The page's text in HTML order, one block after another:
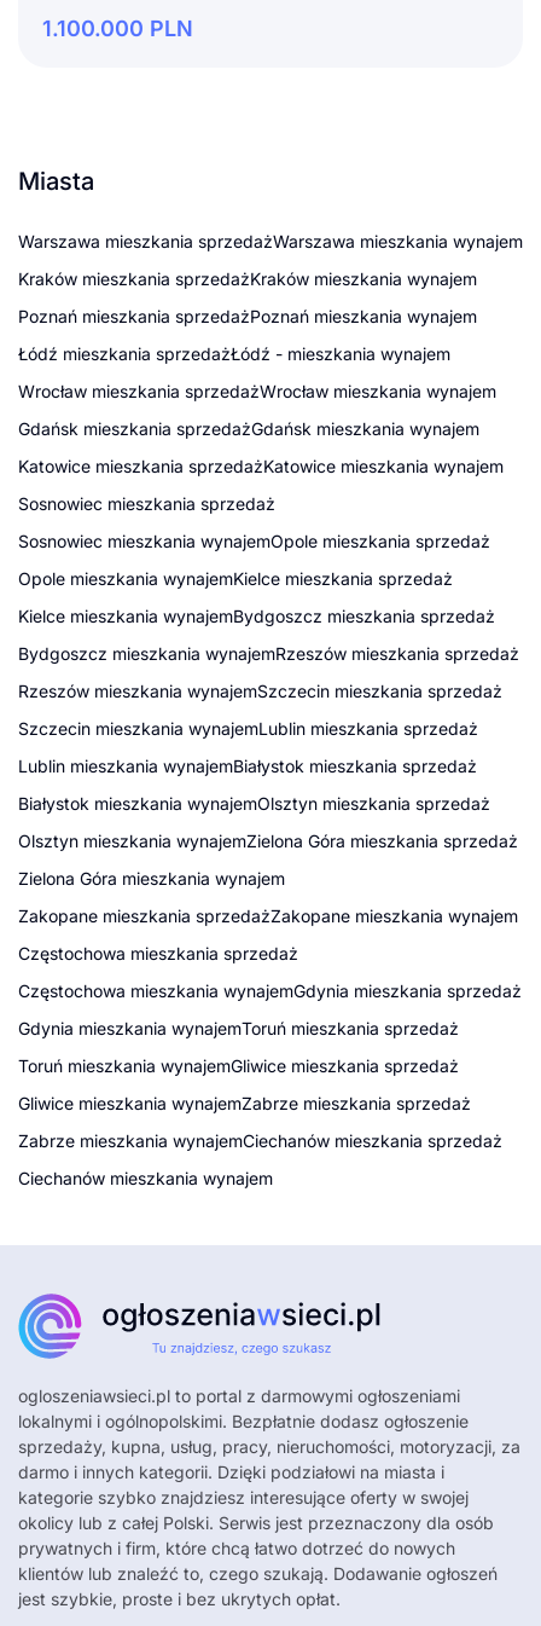
1.100.000 PLN
Miasta
Warszawa mieszkania sprzedażWarszawa mieszkania wynajem
Kraków mieszkania sprzedażKraków mieszkania wynajem
Poznań mieszkania sprzedażPoznań mieszkania wynajem
Łódź mieszkania sprzedażŁódź - mieszkania wynajem
Wrocław mieszkania sprzedażWrocław mieszkania wynajem
Gdańsk mieszkania sprzedażGdańsk mieszkania wynajem
Katowice mieszkania sprzedażKatowice mieszkania wynajem
Sosnowiec mieszkania sprzedaż
Sosnowiec mieszkania wynajemOpole mieszkania sprzedaż
Opole mieszkania wynajemKielce mieszkania sprzedaż
Kielce mieszkania wynajemBydgoszcz mieszkania sprzedaż
Bydgoszcz mieszkania wynajemRzeszów mieszkania sprzedaż
Rzeszów mieszkania wynajemSzczecin mieszkania sprzedaż
Szczecin mieszkania wynajemLublin mieszkania sprzedaż
Lublin mieszkania wynajemBiałystok mieszkania sprzedaż
Białystok mieszkania wynajemOlsztyn mieszkania sprzedaż
Olsztyn mieszkania wynajemZielona Góra mieszkania sprzedaż
Zielona Góra mieszkania wynajem
Zakopane mieszkania sprzedażZakopane mieszkania wynajem
Częstochowa mieszkania sprzedaż
Częstochowa mieszkania wynajemGdynia mieszkania sprzedaż
Gdynia mieszkania wynajemToruń mieszkania sprzedaż
Toruń mieszkania wynajemGliwice mieszkania sprzedaż
Gliwice mieszkania wynajemZabrze mieszkania sprzedaż
Zabrze mieszkania wynajemCiechanów mieszkania sprzedaż
Ciechanów mieszkania wynajem
ogloszeniawsieci.pl to portal z darmowymi ogłoszeniami
lokalnymi i ogólnopolskimi. Bezpłatnie dodasz ogłoszenie
sprzedaży, kupna, usług, pracy, nieruchomości, motoryzacji, za
darmo i innych kategorii. Dzięki podziałowi na miasta i
kategorie szybko znajdziesz interesujące oferty w swojej
okolicy lub z całej Polski. Serwis jest przeznaczony dla osób
prywatnych i firm, które chcą łatwo dotrzeć do nowych
klientów lub znaleźć to, czego szukają. Dodawanie ogłoszeń
jest szybkie, proste i bez ukrytych opłat.